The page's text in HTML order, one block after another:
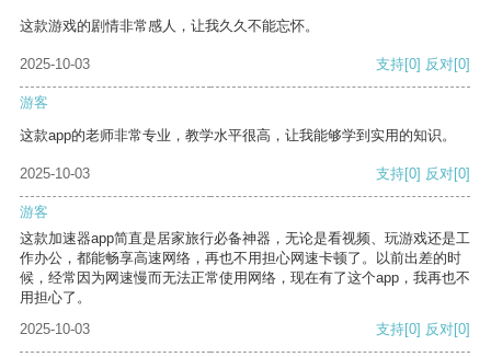
这款游戏的剧情非常感人，让我久久不能忘怀。
2025-10-03 支持[0] 反对[0]
游客
这款app的老师非常专业，教学水平很高，让我能够学到实用的知识。
2025-10-03 支持[0] 反对[0]
游客
这款加速器app简直是居家旅行必备神器，无论是看视频、玩游戏还是工
作办公，都能畅享高速网络，再也不用担心网速卡顿了。以前出差的时
候，经常因为网速慢而无法正常使用网络，现在有了这个app，我再也不
用担心了。
2025-10-03
支持[0] 反对[0]